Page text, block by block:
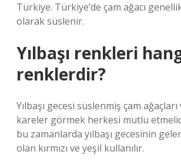
Türkiye. Türkiye’de çam ağacı
olarak süslenir.
Yılbaşı renkleri
renklerdir?
Yılbaşı gecesi süslenmiş çam
kareler görmek herkesi mutlu
bu zamanlarda yılbaşı gecesinin
olan kırmızı ve yeşil kullanılır.